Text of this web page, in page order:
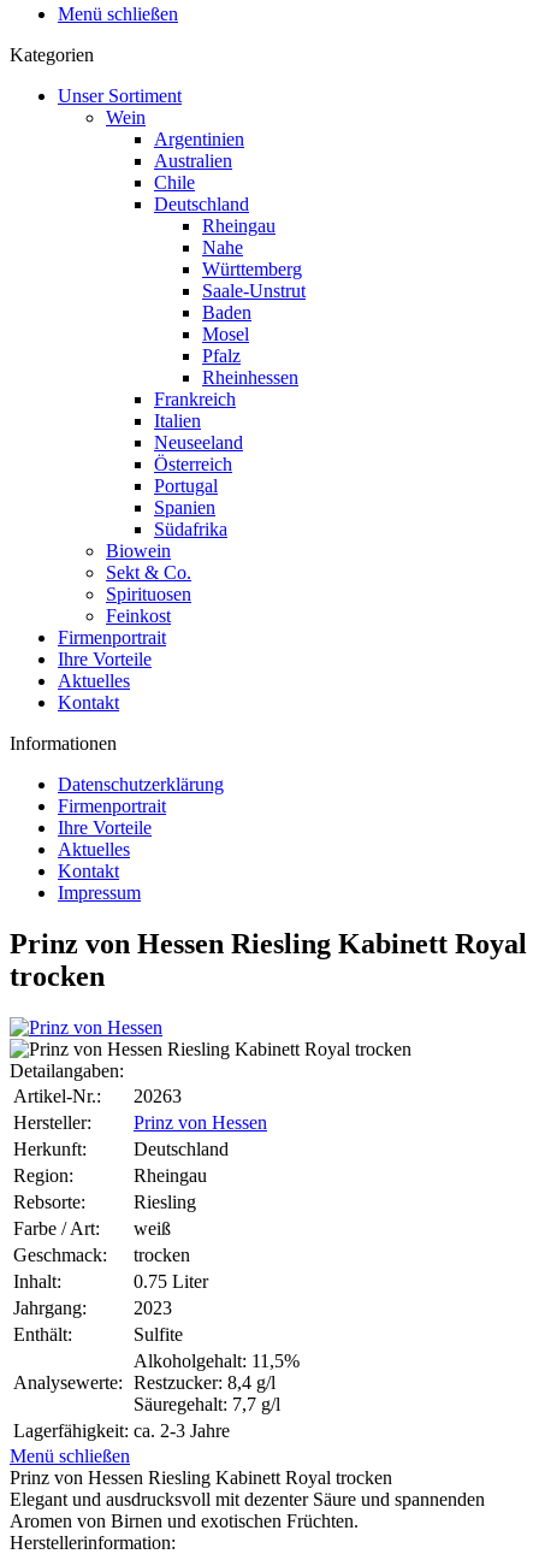
Menü schließen
Kategorien
Unser Sortiment
Wein
Argentinien
Australien
Chile
Deutschland
Rheingau
Nahe
Württemberg
Saale-Unstrut
Baden
Mosel
Pfalz
Rheinhessen
Frankreich
Italien
Neuseeland
Österreich
Portugal
Spanien
Südafrika
Biowein
Sekt & Co.
Spirituosen
Feinkost
Firmenportrait
Ihre Vorteile
Aktuelles
Kontakt
Informationen
Datenschutzerklärung
Firmenportrait
Ihre Vorteile
Aktuelles
Kontakt
Impressum
Prinz von Hessen Riesling Kabinett Royal
trocken
Detailangaben:
Artikel-Nr.:
20263
Hersteller:
Prinz von Hessen
Herkunft:
Deutschland
Region:
Rheingau
Rebsorte:
Riesling
Farbe / Art:
weiß
Geschmack:
trocken
Inhalt:
0.75 Liter
Jahrgang:
2023
Enthält:
Sulfite
Analysewerte:
Alkoholgehalt: 11,5%
Restzucker: 8,4 g/l
Säuregehalt: 7,7 g/l
Lagerfähigkeit: ca. 2-3 Jahre
Menü schließen
Prinz von Hessen Riesling Kabinett Royal trocken
Elegant und ausdrucksvoll mit dezenter Säure und spannenden
Aromen von Birnen und exotischen Früchten.
Herstellerinformation: